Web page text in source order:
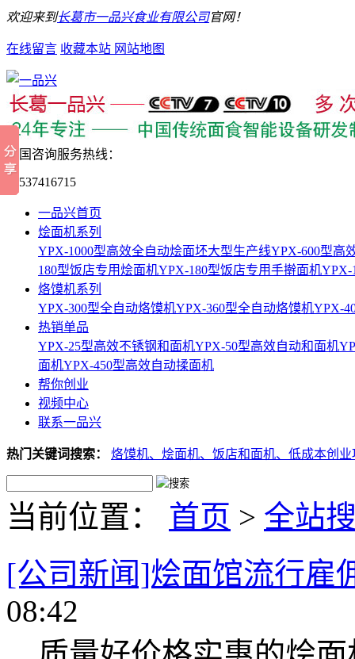
欢迎来到长葛市一品兴食业有限公司官网！
在线留言 收藏本站 网站地图
全国咨询服务热线：
15537416715
一品兴首页
烩面机系列
YPX-1000型高效全自动烩面坯大型生产线YPX-600型高
180型饭店专用烩面机YPX-180型饭店专用手擀面机YPX-
烙馍机系列
YPX-300型全自动烙馍机YPX-360型全自动烙馍机YPX-
热销单品
YPX-25型高效不锈钢和面机YPX-50型高效自动和面机
面机YPX-450型高效自动揉面机
帮你创业
视频中心
联系一品兴
热门关键词搜索： 烙馍机、 烩面机、 饭店和面机、 低成本创业
当前位置： 首页 > 全站
[公司新闻]烩面馆流行雇
08:42